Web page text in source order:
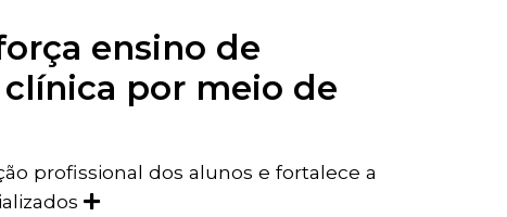
ensino de
por meio de
profissional dos alunos e fortalece a